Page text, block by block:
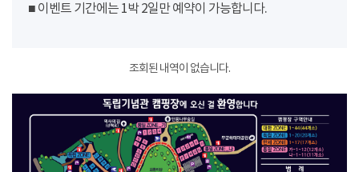
■ 이벤트 기간에는 1박 2일만 예약이 가능합니다.
조회된 내역이 없습니다.